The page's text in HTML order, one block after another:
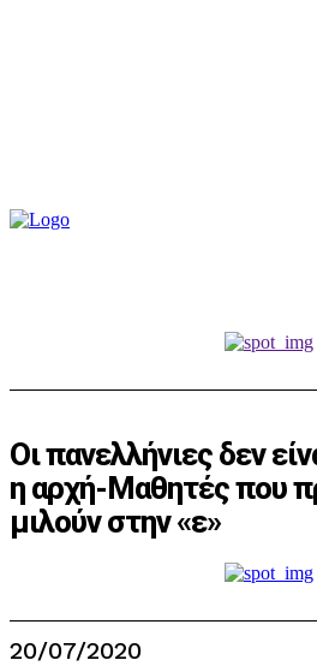
Οι πανελλήνιες δεν
η αρχή-Μαθητές που
μιλούν στην «ε»
20/07/2020